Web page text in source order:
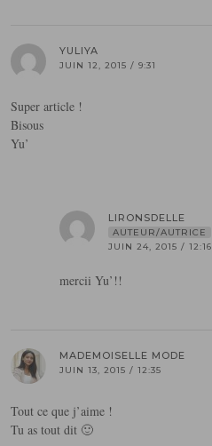
YULIYA
JUIN 12, 2015 / 9:31
Super article !
Bisous
Yu’
LIRONSDELLE
AUTEUR/AUTRICE
JUIN 24, 2015 / 12:16
mercii Yu’!!
MADEMOISELLE MODE
JUIN 13, 2015 / 12:35
Tout ce que j’aime !
Tu as tout dit 🙂